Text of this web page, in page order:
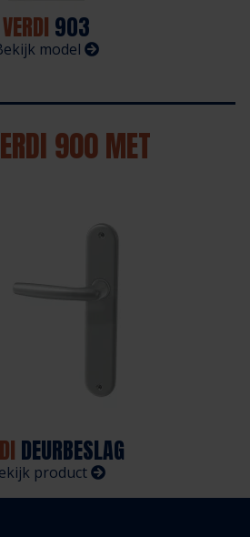
VERDI 903
model
900 MET
DEURBESLAG
product